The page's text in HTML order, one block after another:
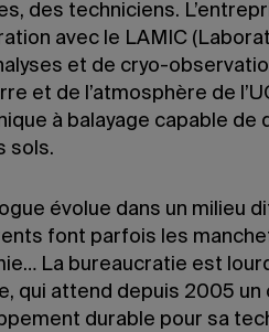
des techniciens.
avec le LAMIC
et de cryo-
et de l’atmosphère de
à balayage capable
sols.
évolue dans un milieu
font parfois les
La bureaucratie est
qui attend depuis 2005
durable pour sa